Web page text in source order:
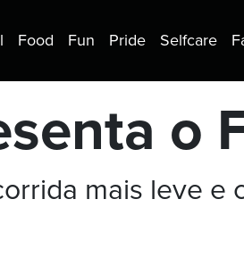
Food Fun Pride Selfcare
o
mais leve e